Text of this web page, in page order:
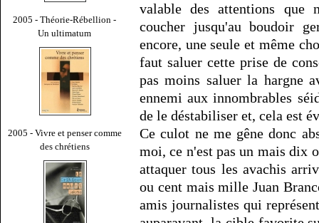
2005 - Théorie-Rébellion -
Un ultimatum
2005 - Vivre et penser comme
des chrétiens
valable des attentions que
coucher jusqu'au boudoir
encore, une seule et même
faut saluer cette prise de
pas moins saluer la hargne
ennemi aux innombrables
de le déstabiliser et, cela est
Ce culot ne me gêne donc
moi, ce n'est pas un mais dix
attaquer tous les avachis
ou cent mais mille Juan
amis journalistes qui